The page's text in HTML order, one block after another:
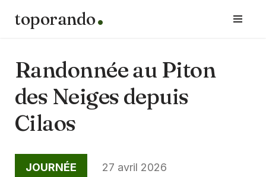
contenu
toporando
Randonnée au Piton
des Neiges depuis
Cilaos
JOURNÉE 27 avril 2026